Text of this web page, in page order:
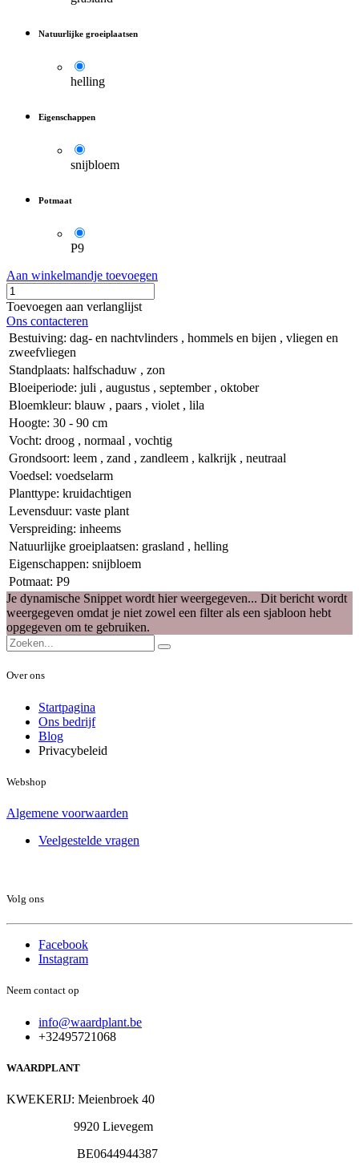
Natuurlijke groeiplaatsen
helling
Eigenschappen
snijbloem
Potmaat
P9
Aan winkelmandje toevoegen
Toevoegen aan verlanglijst
Ons contacteren
Bestuiving: dag- en nachtvlinders , hommels en bijen , vliegen en
zweefvliegen
Standplaats: halfschaduw , zon
Bloeiperiode: juli , augustus , september, oktober
Bloemkleur: blauw , paars , violet , lila
Hoogte: 30 - 90 cm
Vocht: droog , normaal , vochtig
Grondsoort: leem , zand , zandleem , kalkrijk , neutraal
Voedsel: voedselarm
Planttype: kruidachtigen
Levensduur: vaste plant
Verspreiding: inheems
Natuurlijke groeiplaatsen: grasland , helling
Eigenschappen: snijbloem
Potmaat: P9
Je dynamische Snippet wordt hier weergegeven... Dit bericht wordt
weergegeven omdat je niet zowel een filter als een sjabloon hebt
opgegeven om te gebruiken.
Over ons
Startpagina
Ons bedrijf
Blog
Privacybeleid
Webshop
Algemene voorwaarden
Veelgestelde vragen
Volg ons
Facebook
Instagram
Neem contact op
info@waardplant.be
+32495721068
WAARDPLANT
KWEKERIJ: Meienbroek 40
9920 Lievegem
BE0644944387